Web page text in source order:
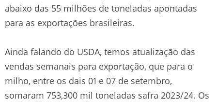
abaixo das 55 milhões de toneladas apontadas
para as exportações brasileiras.
Ainda falando do USDA, temos atualização das
vendas semanais para exportação, que para o
milho, entre os dais 01 e 07 de setembro,
somaram 753,300 mil toneladas safra 2023/24. Os